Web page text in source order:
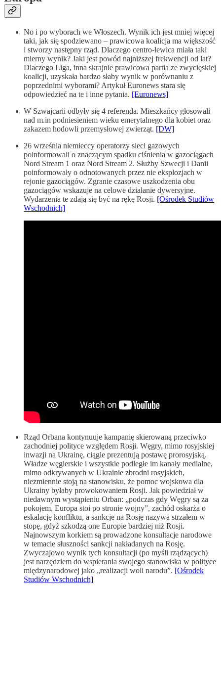
No i po wyborach we Włoszech. Wynik ich jest mniej więcej
taki, jak się spodziewano – prawicowa koalicja ma większość
i stworzy następny rząd. Dlaczego centro-lewica miała taki
mierny wynik? Jaki jest powód najniższej frekwencji od lat?
Dlaczego Liga, inna skrajnie prawicowa partia ze zwycięskiej
koalicji, uzyskała bardzo słaby wynik w porównaniu z
poprzednimi wyborami? Artykuł Euronews stara się
odpowiedzieć na te i inne pytania. [Euronews]
W Szwajcarii odbyły się 4 referenda. Mieszkańcy głosowali
nad m.in podniesieniem wieku emerytalnego dla kobiet oraz
zakazem hodowli przemysłowej zwierząt. [DW]
26 września niemieccy operatorzy sieci gazowych
poinformowali o znaczącym spadku ciśnienia w gazociągach
Nord Stream 1 oraz Nord Stream 2. Służby Szwecji i Danii
poinformowały o odnotowanych przez nie eksplozjach w
rejonie gazociągów. Zgranie czasowe uszkodzenia obu
gazociągów wskazuje na celowe działanie dywersyjne.
Wydarzenia te zdają się być na rękę Rosji. [Ośrodek Studiów
Wschodnich]
Rząd Orbana kontynuuje kampanię skierowaną przeciwko
zachodniej polityce względem Rosji. Węgry, mimo rosyjskiej
inwazji na Ukrainę, ciągle prezentują postawę prorosyjską.
Władze węgierskie i wszystkie podległe im kanały medialne,
mimo odkrywanych w Ukrainie zbrodni rosyjskich,
niezmiennie stoją na stanowisku, że pomoc wojskowa dla
Ukrainy byłaby prowokowaniem Rosji. Jak powiedział w
niedawnym wystąpieniu Orban: „podczas gdy Węgry są za
pokojem, Europa stoi po stronie wojny”, zachód oskarża o
eskalację konfliktu, a sankcje na Rosję nazywa strzałem w
stopę, gdyż szkodzą one Europie bardziej niż Rosji.
Najnowszym korkiem są prowadzone konsultacje narodowe
w temacie słuszności sankcji nakładanych na Rosję.
Zwyczajowo wynik tych konsultacji (po myśli rządzących)
jest narzędziem do wspierania swojego stanowiska w polityce
międzynarodowej jako „realizacji woli narodu”. [Ośrodek
Studiów Wschodnich]